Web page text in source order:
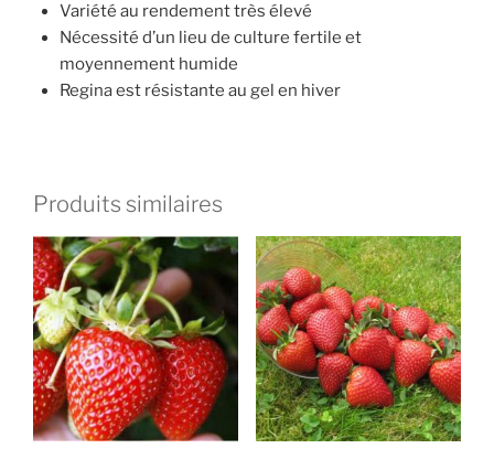
Variété au rendement très élevé
Nécessité d’un lieu de culture fertile et
moyennement humide
Regina est résistante au gel en hiver
Produits similaires